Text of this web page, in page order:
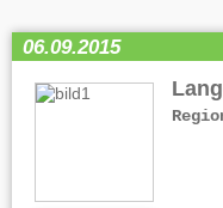
06.09.2015